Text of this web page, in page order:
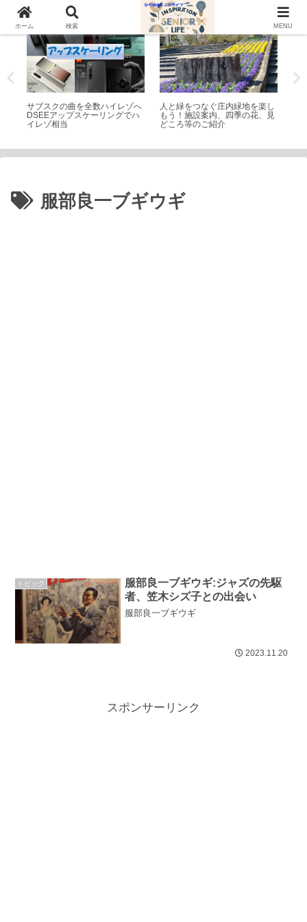
家電
サブスクの曲を全数ハイレゾへ
DSEEアップスケーリングでハ
イレゾ相当
公園・遊園地
人と緑をつなぐ庄内緑地を楽し
もう！施設案内、四季の花、見
どころ等のご紹介
服部良一ブギウギ
トピック
服部良一ブギウギ:ジャズの先駆
者、笠木シズ子との出会い
服部良一ブギウギ
2023.11.20
スポンサーリンク
ホーム 検索 MENU